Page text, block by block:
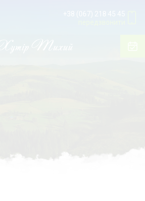
+38 (067) 218 45 45